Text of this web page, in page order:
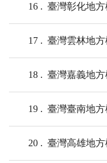
16 臺灣彰化地
17 臺灣雲林地
18 臺灣嘉義地
19 臺灣臺南地
20 臺灣高雄地